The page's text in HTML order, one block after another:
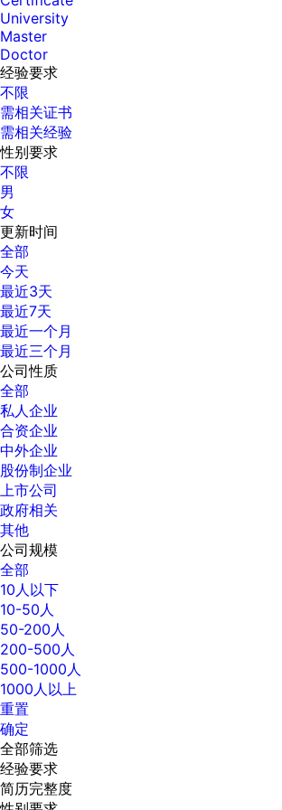
University
Master
Doctor
经验要求
不限
需相关证书
需相关经验
性别要求
不限
男
女
更新时间
全部
今天
最近3天
最近7天
最近一个月
最近三个月
公司性质
全部
私人企业
合资企业
中外企业
股份制企业
上市公司
政府相关
其他
公司规模
全部
10人以下
10-50人
50-200人
200-500人
500-1000人
1000人以上
重置
确定
全部筛选
经验要求
简历完整度